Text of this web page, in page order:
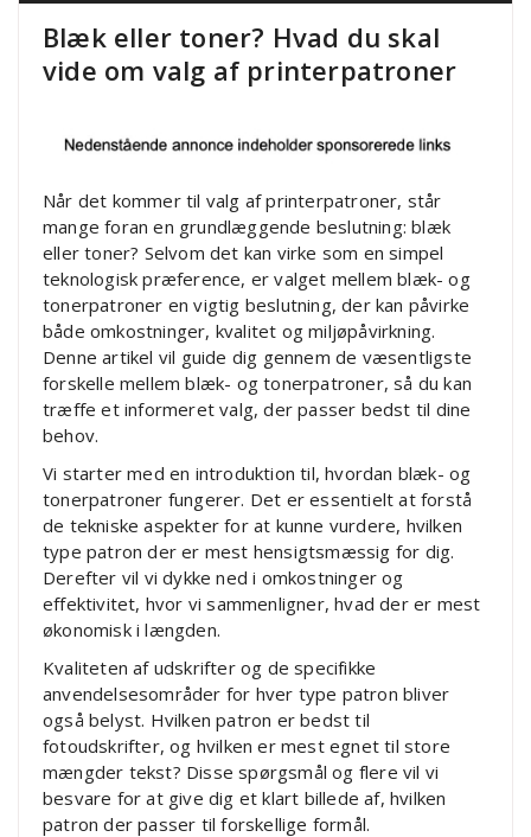
Blæk eller toner? Hvad du skal
vide om valg af printerpatroner
Når det kommer til valg af printerpatroner, står
mange foran en grundlæggende beslutning: blæk
eller toner? Selvom det kan virke som en simpel
teknologisk præference, er valget mellem blæk- og
tonerpatroner en vigtig beslutning, der kan påvirke
både omkostninger, kvalitet og miljøpåvirkning.
Denne artikel vil guide dig gennem de væsentligste
forskelle mellem blæk- og tonerpatroner, så du kan
træffe et informeret valg, der passer bedst til dine
behov.
Vi starter med en introduktion til, hvordan blæk- og
tonerpatroner fungerer. Det er essentielt at forstå
de tekniske aspekter for at kunne vurdere, hvilken
type patron der er mest hensigtsmæssig for dig.
Derefter vil vi dykke ned i omkostninger og
effektivitet, hvor vi sammenligner, hvad der er mest
økonomisk i længden.
Kvaliteten af udskrifter og de specifikke
anvendelsesområder for hver type patron bliver
også belyst. Hvilken patron er bedst til
fotoudskrifter, og hvilken er mest egnet til store
mængder tekst? Disse spørgsmål og flere vil vi
besvare for at give dig et klart billede af, hvilken
patron der passer til forskellige formål.